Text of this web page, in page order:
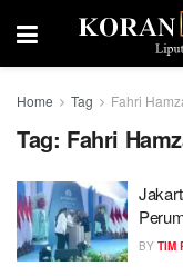
Home Tag Fahri
Tag: Fahri
BY TIM